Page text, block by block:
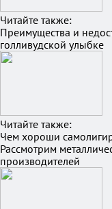
Читайте также:
Преимущества и
голливудской улыбке
Читайте также:
Чем хороши
Рассмотрим
производителей